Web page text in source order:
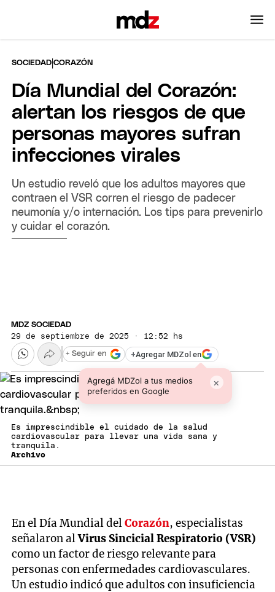
SOCIEDAD |CORAZÓN
Día Mundial del Corazón:
alertan los riesgos de que
personas mayores sufran
infecciones virales
Un estudio reveló que los adultos mayores que
contraen el VSR corren el riesgo de padecer
neumonía y/o internación. Los tips para prevenirlo
y cuidar el corazón.
MDZ SOCIEDAD
29 de septiembre de 2025 · 12:52 hs
+Agregar MDZol en
Agregá MDZol a tus medios
preferidos en Google
×
+ Seguir en
Es imprescindible el cuidado de la salud
cardiovascular para llevar una vida sana y
tranquila.
Archivo
En el Día Mundial delCorazón, especialistas
señalaron alVirus Sincicial Respiratorio (VSR)
como un factor de riesgo relevante para
personas con enfermedades cardiovasculares.
Un estudio indicó que adultos con insuficiencia